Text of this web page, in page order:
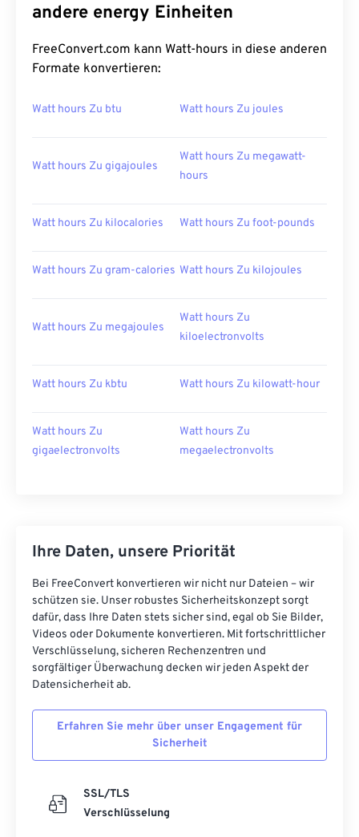
andere energy Einheiten
FreeConvert.com kann Watt-hours in diese anderen
Formate konvertieren:
Watt hours Zu btu Watt hours Zu joules
Watt hours Zu gigajoules
Watt hours Zu megawatt-
hours
Watt hours Zu kilocalories Watt hours Zu foot-pounds
Watt hours Zu gram-calories Watt hours Zu kilojoules
Watt hours Zu megajoules
Watt hours Zu
kiloelectronvolts
Watt hours Zu kbtu Watt hours Zu kilowatt-hour
Watt hours Zu
gigaelectronvolts
Watt hours Zu
megaelectronvolts
Ihre Daten, unsere Priorität
Bei FreeConvert konvertieren wir nicht nur Dateien – wir
schützen sie. Unser robustes Sicherheitskonzept sorgt
dafür, dass Ihre Daten stets sicher sind, egal ob Sie Bilder,
Videos oder Dokumente konvertieren. Mit fortschrittlicher
Verschlüsselung, sicheren Rechenzentren und
sorgfältiger Überwachung decken wir jeden Aspekt der
Datensicherheit ab.
Erfahren Sie mehr über unser Engagement für
Sicherheit
SSL/TLS
Verschlüsselung